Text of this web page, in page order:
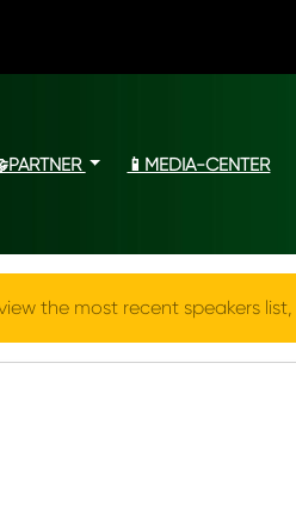
📱MEDIA-CENTER
the most recent speakers list,